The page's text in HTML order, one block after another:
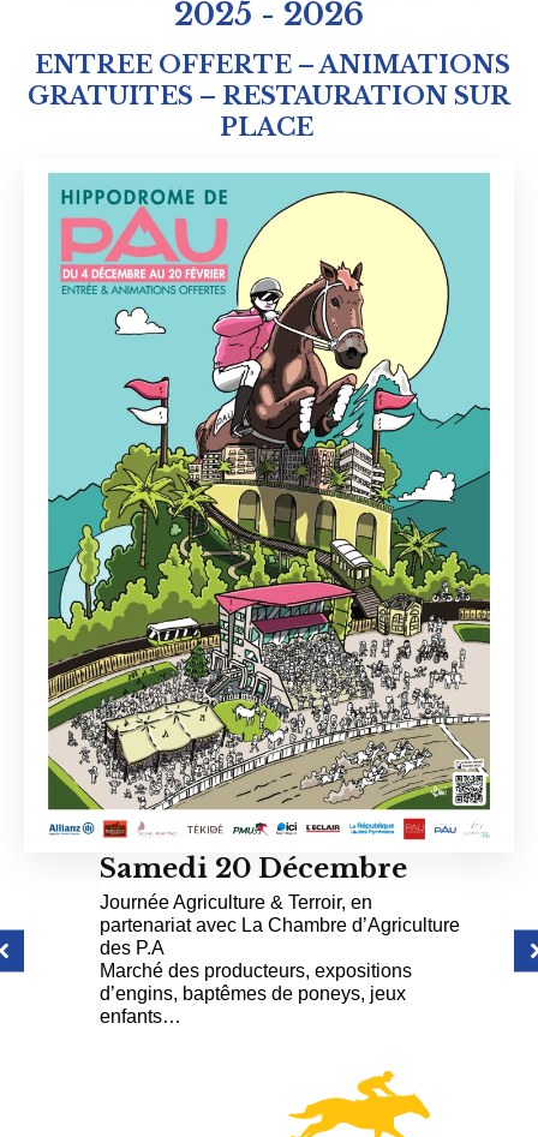
2025 - 2026
ENTREE OFFERTE – ANIMATIONS
GRATUITES – RESTAURATION SUR
PLACE
Samedi 20 Décembre
Journée Agriculture & Terroir, en
partenariat avec La Chambre d’Agriculture
des P.A
Marché des producteurs, expositions
d’engins, baptêmes de poneys, jeux
enfants…